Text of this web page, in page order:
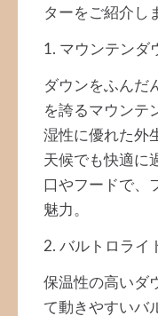
ターをご紹介し
1. マウンテンダ
ダウンをふんだ
を誇るマウンテ
湿性に優れた外
天候でも快適に
口やフードで、
魅力。
2. バルトロライ
保温性の高いダ
て動きやすいバ